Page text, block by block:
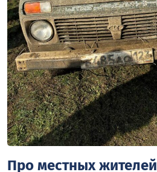
Про местных жителей